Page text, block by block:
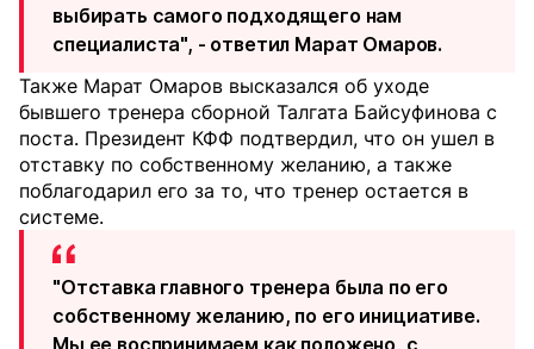
выбирать самого подходящего нам
специалиста", - ответил Марат Омаров.
Также Марат Омаров высказался об уходе
бывшего тренера сборной Талгата Байсуфинова с
поста. Президент КФФ подтвердил, что он ушел в
отставку по собственному желанию, а также
поблагодарил его за то, что тренер остается в
системе.
"Отставка главного тренера была по его
собственному желанию, по его инициативе.
Мы ее воспринимаем как положено, с